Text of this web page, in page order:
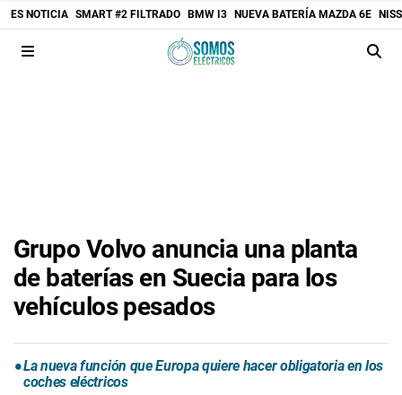
ES NOTICIA SMART #2 FILTRADO BMW I3 NUEVA BATERÍA MAZDA 6E
Grupo Volvo anuncia una planta
de baterías en Suecia para los
vehículos pesados
La nueva función que Europa quiere hacer obligatoria en los
coches eléctricos